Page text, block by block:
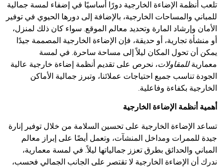
تلعب أنظمة الإضاءة الخارجية دورًا أساسيًا في إضفاء لمسة جمالية
للمباني والمساحات الخارجية، بالإضافة إلى دورها الحيوي في توفير
الأمان وإرشاد المارة وتحديد معالم الموقع. سواء كان ذلك لمنزل،
أو منشأة تجارية، أو حديقة، فإن الإضاءة الخارجية المصممة جيدًا
يمكن أن تحول المكان ليلاً إلى مساحة ساحرة. في لمسة
معماريةللمقاولات، نحرص على تقديم أنظمة إضاءة خارجية عالية
الجودة تناسب جميع احتياجات عملائنا، وتبرز جمالية الأماكن
الخارجية بكفاءة وفاعلية.
أهمية أنظمة الإضاءة الخارجية
تساعد الإضاءة الخارجية على تحسين السلامة من خلال توفير إنارة
جيدة للممرات ومداخل المنشآت، وتعمل أيضًا على إبراز معالم
المباني والحدائق بطرق تعزز جمالياتها ليلاً. في لمسة معمارية،
ندرك أن الإضاءة الخارجية لا تقتصر على الجانب الجمالي فحسب،